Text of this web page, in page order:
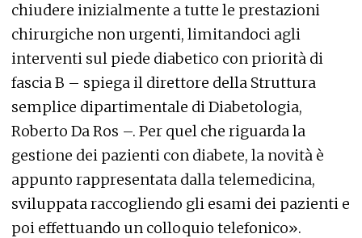
chiudere inizialmente a tutte le prestazioni
chirurgiche non urgenti, limitandoci agli
interventi sul piede diabetico con priorità di
fascia B – spiega il direttore della Struttura
semplice dipartimentale di Diabetologia,
Roberto Da Ros –. Per quel che riguarda la
gestione dei pazienti con diabete, la novità è
appunto rappresentata dalla telemedicina,
sviluppata raccogliendo gli esami dei pazienti e
poi effettuando un colloquio telefonico».